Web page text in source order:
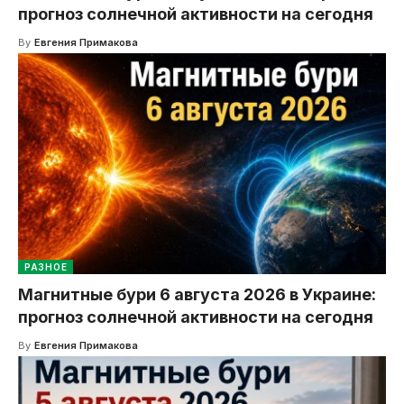
прогноз солнечной активности на сегодня
By Евгения Примакова
РАЗНОЕ
Магнитные бури 6 августа 2026 в Украине:
прогноз солнечной активности на сегодня
By Евгения Примакова